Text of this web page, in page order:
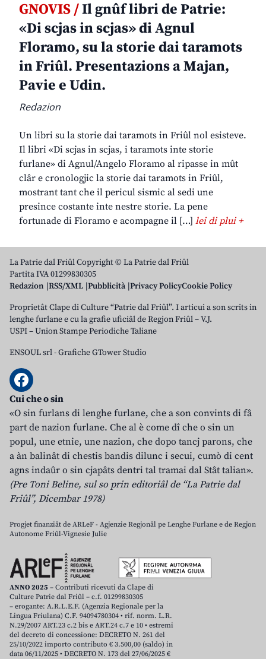
GNOVIS /Il gnûf libri de Patrie:
«Di scjas in scjas» di Agnul
Floramo, su la storie dai taramots
in Friûl. Presentazions a Majan,
Pavie e Udin.
Redazion
Un libri su la storie dai taramots in Friûl nol esisteve.
Il libri «Di scjas in scjas, i taramots inte storie
furlane» di Agnul/Angelo Floramo al ripasse in mût
clâr e cronologjic la storie dai taramots in Friûl,
mostrant tant che il pericul sismic al sedi une
presince costante inte nestre storie. La pene
fortunade di Floramo e acompagne il […] lei di plui +
La Patrie dal Friûl Copyright © La Patrie dal Friûl
Partita IVA 01299830305
Redazion RSS/XML Pubblicità Privacy PolicyCookie Policy
Proprietât Clape di Culture “Patrie dal Friûl”. I articui a son scrits in
lenghe furlane e cu la grafie uficiâl de Regjon Friûl – V.J.
USPI – Union Stampe Periodiche Taliane
ENSOUL srl-Grafiche GTower Studio
Cui che o sin
«O sin furlans di lenghe furlane, che a son convints di fâ
part de nazion furlane. Che al è come dî che o sin un
popul, une etnie, une nazion, che dopo tancj parons, che
a àn balinât di chestis bandis dilunc i secui, cumò di cent
agns indaûr o sin cjapâts dentri tal tramai dal Stât talian».
(Pre Toni Beline, sul so prin editoriâl de “La Patrie dal
Friûl”, Dicembar 1978)
Progjet finanziât de ARLeF - Agjenzie Regjonâl pe Lenghe Furlane e de Regjon
Autonome Friûl-Vignesie Julie
ANNO 2025 – Contributi ricevuti da Clape di
Culture Patrie dal Friûl – c.f. 01299830305
– erogante: A.R.L.E.F. (Agenzia Regionale per la
Lingua Friulana) C.F. 94094780304 • rif. norm. L.R.
N.29/2007 ART.23 c.2 bis e ART.24 c.7 e 10 • estremi
del decreto di concessione: DECRETO N. 261 del
25/10/2022 importo contributo € 3.500,00 (saldo) in
data 06/11/2025 • DECRETO N. 173 del 27/06/2025 €